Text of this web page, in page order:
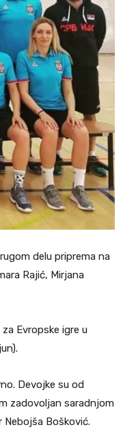
delu priprema na
Rajić, Mirjana
Evropske igre u
Devojke su od
zadovoljan saradnjom
Bošković.